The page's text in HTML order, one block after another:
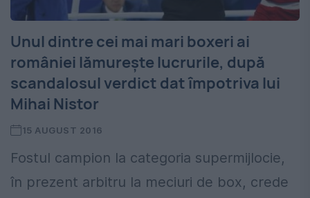
Unul dintre cei mai mari boxeri ai
româniei lămureşte lucrurile, după
scandalosul verdict dat împotriva lui
Mihai Nistor
15 AUGUST 2016
Fostul campion la categoria supermijlocie,
în prezent arbitru la meciuri de box, crede